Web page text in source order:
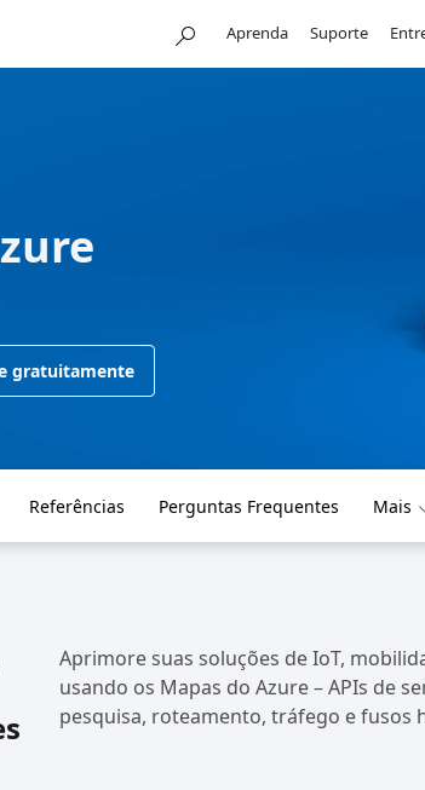
Aprenda Suporte
gratuitamente
Referências Perguntas Frequentes Mais
Aprimore suas soluções de IoT,
usando os Mapas do Azure – APIs de
pesquisa, roteamento, tráfego e fusos